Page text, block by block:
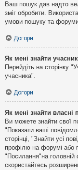
Ваш пошук дав надто
зміг обробити.
умови пошуку та форуми
Догори
Як мені знайти
Перейдіть на сторінку
учасника".
Догори
Як мені знайти власні
Ви можете знайти свої
"Показати ваші
сторінці, "Знайти усі
профілю на форумі або
"Посилання"на головній
скористайтесь